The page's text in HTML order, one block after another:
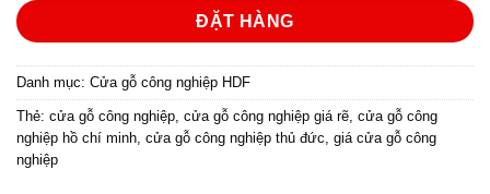
ĐẶT HÀNG
Danh mục: Cửa gỗ công nghiệp HDF
Thẻ: cửa gỗ công nghiệp, cửa gỗ công nghiệp giá rẽ, cửa gỗ công
nghiệp hồ chí minh, cửa gỗ công nghiệp thủ đức, giá cửa gỗ công
nghiệp